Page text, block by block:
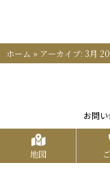
ホーム » アーカイブ: 3月
お問
Copyrights
地図